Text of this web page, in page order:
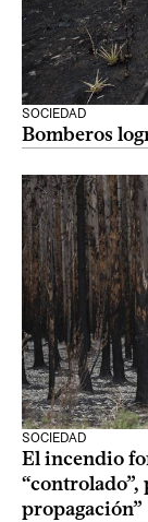
SOCIEDAD
Bomberos
SOCIEDAD
El incendio
“controlado”,
propagación”